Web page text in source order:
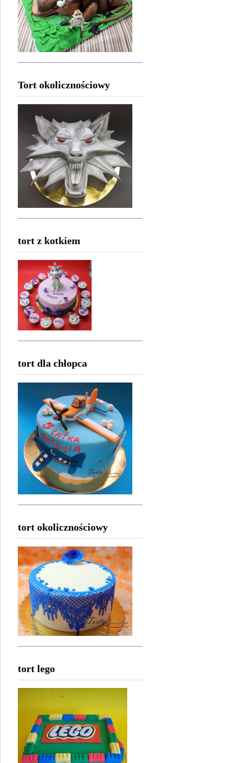
Tort okolicznościowy
tort z kotkiem
tort dla chłopca
tort okolicznościowy
tort lego